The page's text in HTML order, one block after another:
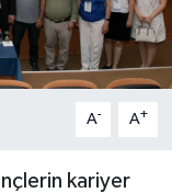
A- A+
kariyer